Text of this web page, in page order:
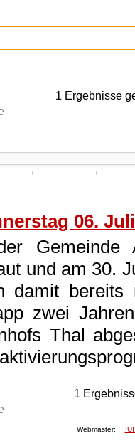
1 Ergebnisse
06.
Gemeinde
und am 30.
damit bereits
zwei
Thal
1
Webmaster: